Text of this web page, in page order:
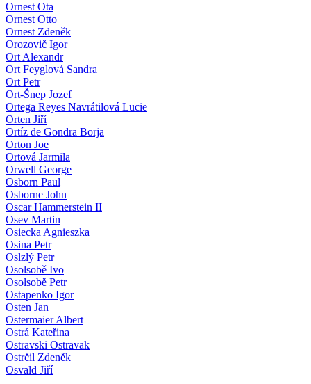
Ornest Ota
Ornest Otto
Ornest Zdeněk
Orozovič Igor
Ort Alexandr
Ort Feyglová Sandra
Ort Petr
Ort-Šnep Jozef
Ortega Reyes Navrátilová Lucie
Orten Jiří
Ortíz de Gondra Borja
Orton Joe
Ortová Jarmila
Orwell George
Osborn Paul
Osborne John
Oscar Hammerstein II
Osev Martin
Osiecka Agnieszka
Osina Petr
Oslzlý Petr
Osolsobě Ivo
Osolsobě Petr
Ostapenko Igor
Osten Jan
Ostermaier Albert
Ostrá Kateřina
Ostravski Ostravak
Ostrčil Zdeněk
Osvald Jiří